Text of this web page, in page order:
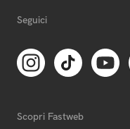
Seguici
Scopri Fastweb